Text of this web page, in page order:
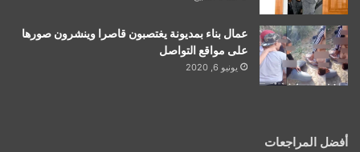
عمال بناء بمديونة يغتصبون قاصرا وينشرون صورها
على مواقع التواصل
يونيو 6, 2020
أفضل المراجعات